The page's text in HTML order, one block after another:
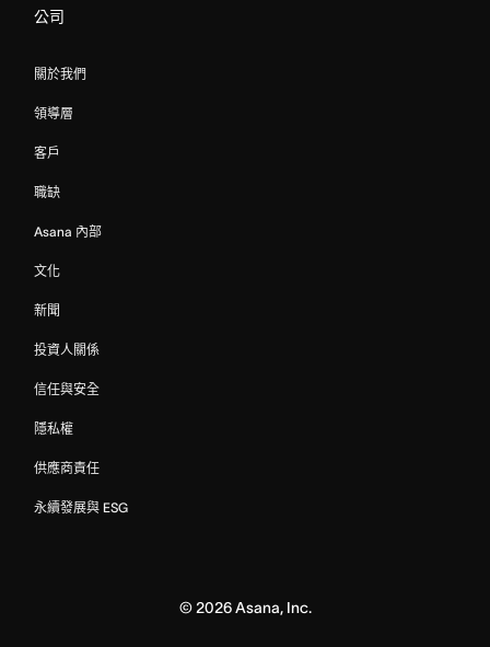
公司
關於我們
領導層
客戶
職缺
Asana 內部
文化
新聞
投資人關係
信任與安全
隱私權
供應商責任
永續發展與 ESG
© 2026Asana, Inc.